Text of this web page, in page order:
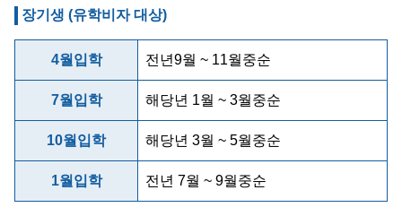
장기생 (유학비자 대상)
4월입학 전년9월 ~ 11월중순
7월입학 해당년 1월 ~ 3월중순
10월입학 해당년 3월 ~ 5월중순
1월입학 전년 7월 ~ 9월중순